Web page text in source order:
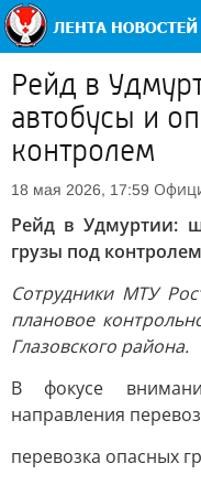
Рейд в
автобусы и
контролем
18 мая 2026, 17:59
Рейд в Удмуртии:
грузы под контролем
Сотрудники МТУ
плановое
Глазовского района.
В фокусе
направления
перевозка опасных